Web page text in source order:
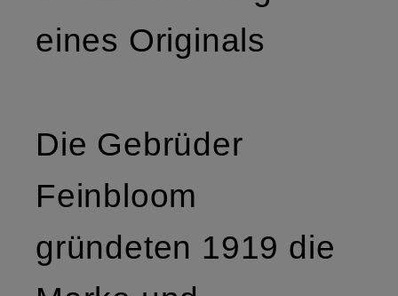
eines Originals
Die Gebrüder
Feinbloom
gründeten 1919 die